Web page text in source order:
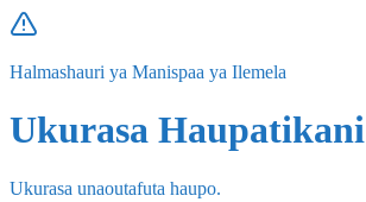
Halmashauri ya Manispaa ya Ilemela
Ukurasa Haupatikani
Ukurasa unaoutafuta haupo.